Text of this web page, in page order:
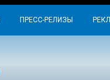
ПРЕСС-РЕЛИЗЫ